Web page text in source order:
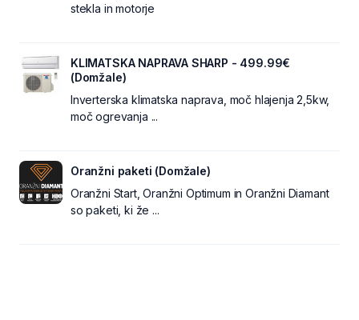
stekla in motorje
KLIMATSKA NAPRAVA SHARP - 499.99€
(Domžale)
Inverterska klimatska naprava, moč hlajenja 2,5kw,
moč ogrevanja ...
Oranžni paketi (Domžale)
Oranžni Start, Oranžni Optimum in Oranžni Diamant
so paketi, ki že ...